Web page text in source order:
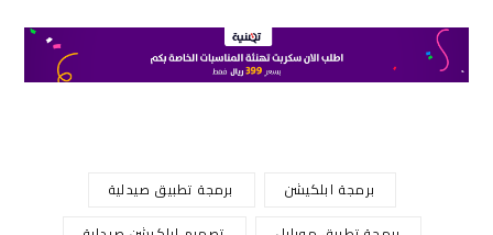
برمجة ابلكيشن
برمجة تطبيق صيدلية